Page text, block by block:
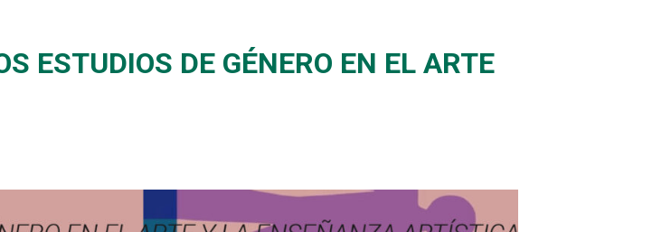
ESTUDIOS DE GÉNERO EN EL ARTE